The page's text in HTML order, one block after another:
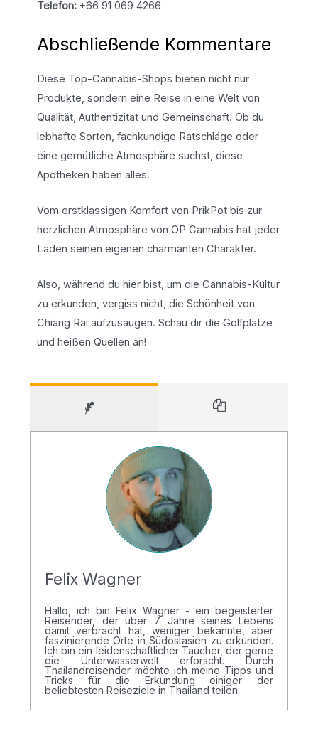
Telefon:+66 91 069 4266
Abschließende Kommentare
Diese Top-Cannabis-Shops bieten nicht nur
Produkte, sondern eine Reise in eine Welt von
Qualität, Authentizität und Gemeinschaft. Ob du
lebhafte Sorten, fachkundige Ratschläge oder
eine gemütliche Atmosphäre suchst, diese
Apotheken haben alles.
Vom erstklassigen Komfort von PrikPot bis zur
herzlichen Atmosphäre von OP Cannabis hat jeder
Laden seinen eigenen charmanten Charakter.
Also, während du hier bist, um die Cannabis-Kultur
zu erkunden, vergiss nicht, die Schönheit von
Chiang Rai aufzusaugen. Schau dir die Golfplätze
und heißen Quellen an!
Felix Wagner
Hallo, ich bin Felix Wagner - ein begeisterter
Reisender, der über 7 Jahre seines Lebens
damit verbracht hat, weniger bekannte, aber
faszinierende Orte in Südostasien zu erkunden.
Ich bin ein leidenschaftlicher Taucher, der gerne
die Unterwasserwelt erforscht. Durch
Thailandreisender möchte ich meine Tipps und
Tricks für die Erkundung einiger der
beliebtesten Reiseziele in Thailand teilen.